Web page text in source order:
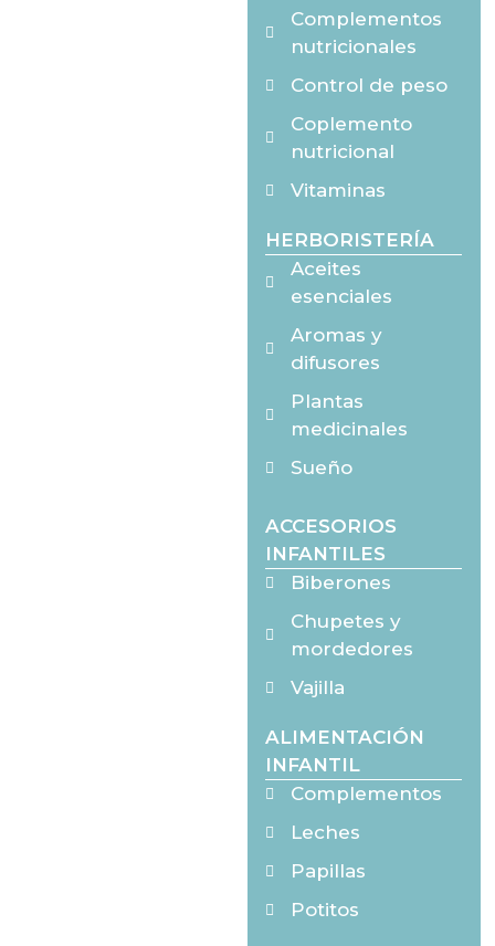
Complementos
nutricionales
Control de peso
Coplemento
nutricional
Vitaminas
HERBORISTERÍA
Aceites
esenciales
Aromas y
difusores
Plantas
medicinales
Sueño
ACCESORIOS
INFANTILES
Biberones
Chupetes y
mordedores
Vajilla
ALIMENTACIÓN
INFANTIL
Complementos
Leches
Papillas
Potitos